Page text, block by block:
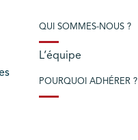
QUI SOMMES-NOUS ?
L’équipe
POURQUOI ADHÉRER ?